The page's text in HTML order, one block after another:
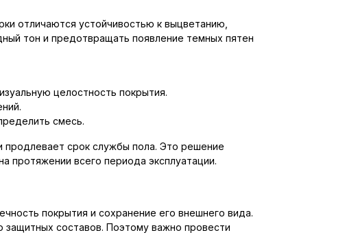
отличаются устойчивостью к выцветанию,
тон и предотвращать появление темных пятен
целостность покрытия.
смесь.
продлевает срок службы пола. Это решение
протяжении всего периода эксплуатации.
покрытия и сохранение его внешнего вида.
защитных составов. Поэтому важно провести